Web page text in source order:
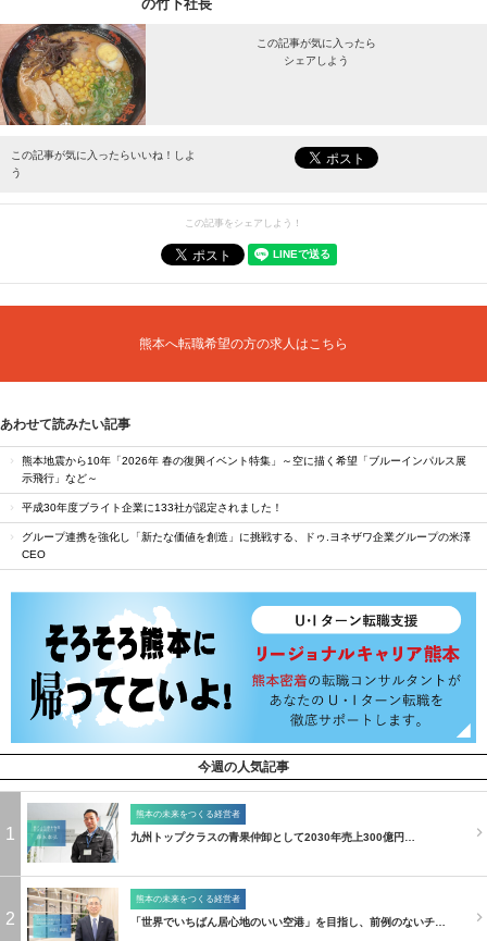
の竹下社長
この記事が気に入ったら
シェアしよう
最新情報をお届けします。
この記事が気に入ったらいいね！しよ
う
この記事をシェアしよう！
熊本へ転職希望の方の求人はこちら
あわせて読みたい記事
熊本地震から10年「2026年 春の復興イベント特集」～空に描く希望「ブルーインパルス展
示飛行」など～
平成30年度ブライト企業に133社が認定されました！
グループ連携を強化し「新たな価値を創造」に挑戦する、ドゥ.ヨネザワ企業グループの米澤
CEO
今週の人気記事
1
熊本の未来をつくる経営者
九州トップクラスの青果仲卸として2030年売上300億円…
2
熊本の未来をつくる経営者
「世界でいちばん居心地のいい空港」を目指し、前例のないチ…